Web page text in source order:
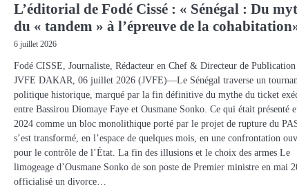
L’éditorial de Fodé Cissé : « Sénégal : Du
du « tandem » à l’épreuve de la
6 juillet 2026
Fodé CISSE, Journaliste, Rédacteur en Chef & Directeur de
JVFE DAKAR, 06 juillet 2026 (JVFE)—Le Sénégal traverse un
politique historique, marqué par la fin définitive du mythe du ticket
entre Bassirou Diomaye Faye et Ousmane Sonko. Ce qui était présenté
2024 comme un bloc monolithique porté par le projet de rupture du
s’est transformé, en l’espace de quelques mois, en une confrontation
pour le contrôle de l’État. La fin des illusions et le choix des armes Le
limogeage d’Ousmane Sonko de son poste de Premier ministre en mai
officialisé un divorce…